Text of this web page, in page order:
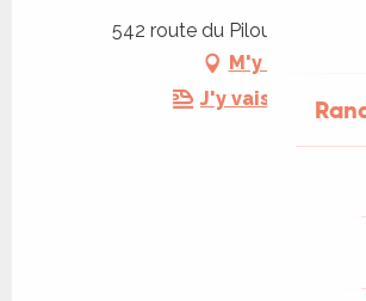
542 route du Pilou, 46600
M'y rendre
J'y vais en train !